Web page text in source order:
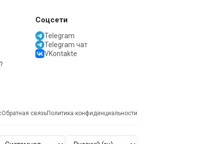
Соцсети
Telegram
Telegram чат
VKontakte
Обратная связьПолитика конфиденциальности